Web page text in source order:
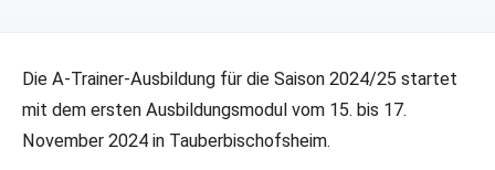
Die A-Trainer-Ausbildung für die Saison 2024/25 startet
mit dem ersten Ausbildungsmodul vom 15. bis 17.
November 2024 in Tauberbischofsheim.